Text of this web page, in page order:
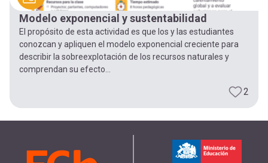
entrar
cuenta
Modelo exponencial y sustentabilidad
El propósito de esta actividad es que los y las estudiantes
conozcan y apliquen el modelo exponencial creciente para
describir la sobreexplotación de los recursos naturales y
comprendan su efecto...
2